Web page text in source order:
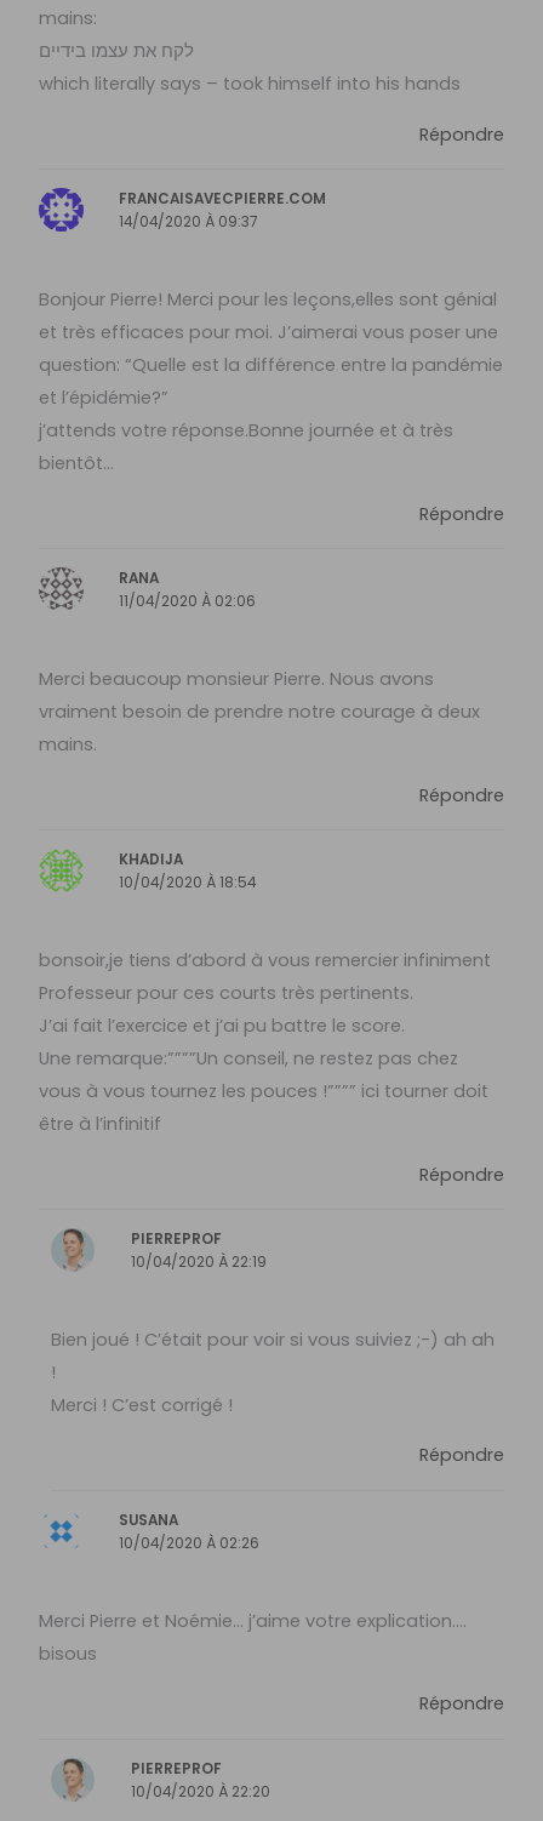
mains:
לקח את עצמו בידיים
which literally says – took himself into his hands
Répondre
FRANCAISAVECPIERRE.COM
14/04/2020 À 09:37
Bonjour Pierre! Merci pour les leçons,elles sont génial
et très efficaces pour moi. J’aimerai vous poser une
question: “Quelle est la différence entre la pandémie
et l’épidémie?”
j’attends votre réponse.Bonne journée et à très
bientôt…
Répondre
RANA
11/04/2020 À 02:06
Merci beaucoup monsieur Pierre. Nous avons
vraiment besoin de prendre notre courage à deux
mains.
Répondre
KHADIJA
10/04/2020 À 18:54
bonsoir,je tiens d’abord à vous remercier infiniment
Professeur pour ces courts très pertinents.
J’ai fait l’exercice et j’ai pu battre le score.
Une remarque:””””Un conseil, ne restez pas chez
vous à vous tournez les pouces !”””” ici tourner doit
être à l’infinitif
Répondre
PIERREPROF
10/04/2020 À 22:19
Bien joué ! C’était pour voir si vous suiviez ;-) ah ah
!
Merci ! C’est corrigé !
Répondre
SUSANA
10/04/2020 À 02:26
Merci Pierre et Noémie… j’aime votre explication….
bisous
Répondre
PIERREPROF
10/04/2020 À 22:20